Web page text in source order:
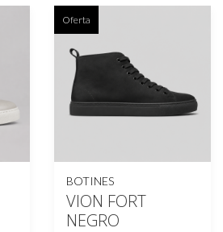
Oferta
BOTINES
VION FORT
NEGRO